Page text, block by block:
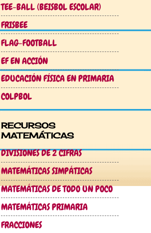
TEE-BALL (BEISBOL ESCOLAR)
FRISBEE
FLAG-FOOTBALL
EF EN ACCIÓN
EDUCACIÓN FÍSICA EN PRIMARIA
COLPBOL
RECURSOS
MATEMÁTICAS
DIVISIONES DE 2 CIFRAS
MATEMÁTICAS SIMPÁTICAS
MATEMÁTICAS DE TODO UN POCO
MATEMÁTICAS PRIMARIA
FRACCIONES